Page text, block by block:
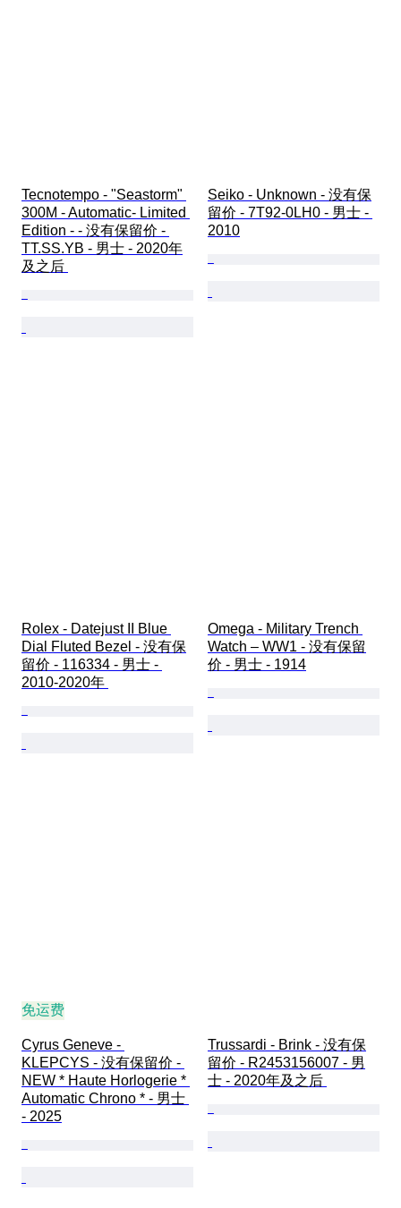
Tecnotempo - "Seastorm"
300M - Automatic- Limited
Edition - - 没有保留价 -
TT.SS.YB - 男士 - 2020年
及之后
Seiko - Unknown - 没有保
留价 - 7T92-0LH0 - 男士 -
2010
Rolex - Datejust II Blue
Dial Fluted Bezel - 没有保
留价 - 116334 - 男士 -
2010-2020年
Omega - Military Trench
Watch – WW1 - 没有保留
价 - 男士 - 1914
免运费
Cyrus Geneve -
KLEPCYS - 没有保留价 -
NEW * Haute Horlogerie *
Automatic Chrono * - 男士
- 2025
Trussardi - Brink - 没有保
留价 - R2453156007 - 男
士 - 2020年及之后